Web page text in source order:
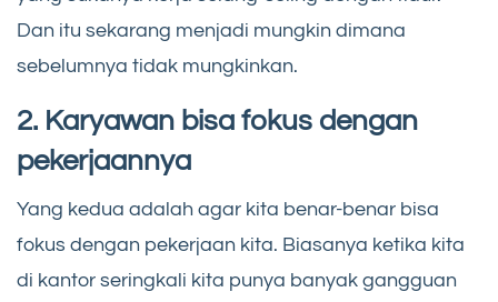
Dan itu sekarang menjadi mungkin dimana
sebelumnya tidak mungkinkan.
2. Karyawan bisa fokus dengan
pekerjaannya
Yang kedua adalah agar kita benar-benar bisa
fokus dengan pekerjaan kita. Biasanya ketika kita
di kantor seringkali kita punya banyak gangguan